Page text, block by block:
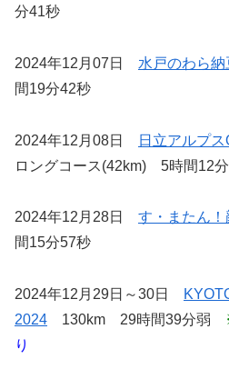
分41秒
2024年12月07日 水戸のわら
間19分42秒
2024年12月08日
日立アルプ
ロングコース(42km) 5時間12
2024年12月28日 す・またん！
間15分57秒
2024年12月29日～30日
2024 130km 29時間39分弱
り